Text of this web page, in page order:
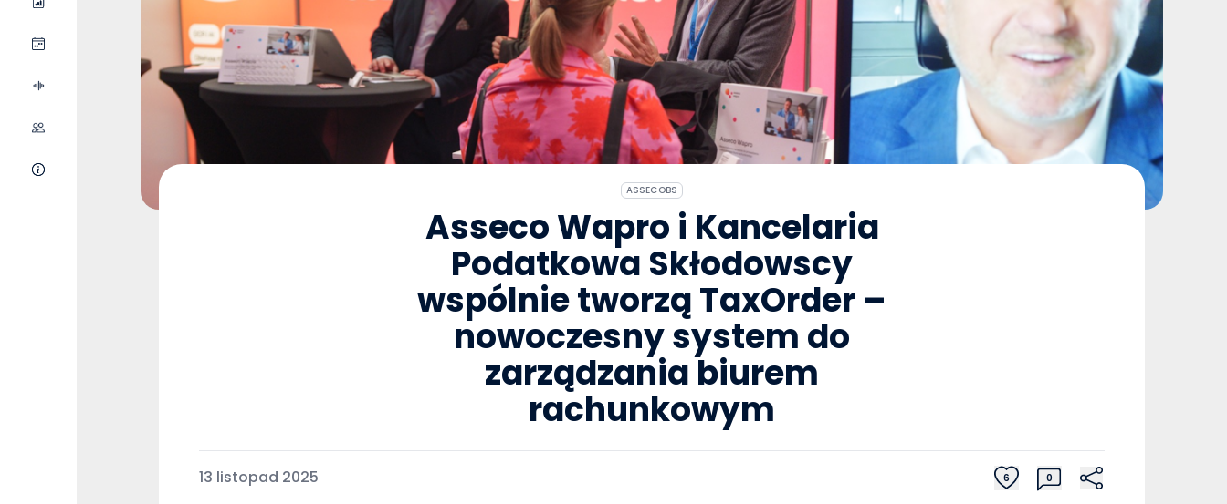
ASSECOBS
Asseco Wapro i Kancelaria
Podatkowa Skłodowscy
wspólnie tworzą TaxOrder –
nowoczesny system do
zarządzania biurem
rachunkowym
13 listopad 2025 6 0